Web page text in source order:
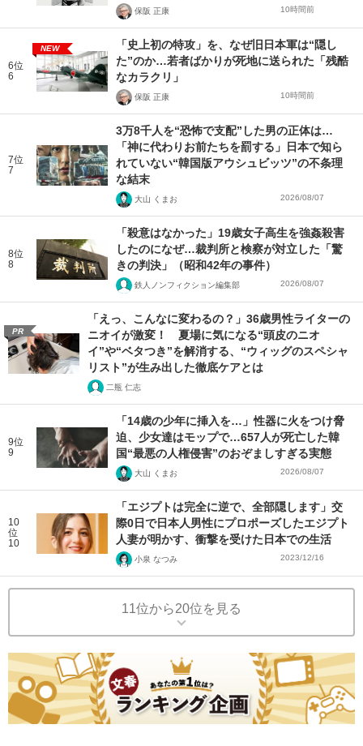
保阪 正康 10時間前
6位
6
NEW
「史上初の特攻」を、なぜ旧日本軍は“隠し
た”のか…若者ばかりが死地に送られた「残酷
なカラクリ」
保阪 正康 10時間前
7位
7
3万8千人を“恐怖で支配”した男の正体は…
「神に代わりお前たちを罰する」日本で知ら
れていない“韓国版アウシュビッツ”の不条理
な結末
大山 くまお 2026/08/07
8位
8
「殺意はなかった」19歳女子高生を強姦殺害
したのになぜ…裁判所と検察が対立した「驚
きの判決」（昭和42年の事件）
鉄人ノンフィクション編集部 2026/08/07
PR
「えっ、こんなに変わるの？」36歳男性ライターの
ニオイが激変！ 夏場に気になる“頭皮のニオ
イ”や“ベタつき”を解消する、“ウィッグのスペシャ
リスト”が生み出した徹底ケアとは
二瓶 仁志
9位
9
「14歳の少年に挿入を…」性器に火をつけ脅
迫、少女達はモップで…657人が死亡した韓
国“最悪の人権侵害”のおぞましすぎる実態
大山 くまお 2026/08/07
10
位
10
「エジプトは完全に逆で、全部隠します」交
際0日で日本人男性にプロポーズしたエジプト
人妻が明かす、衝撃を受けた日本での生活
小泉 なつみ 2023/12/16
11位から20位を見る